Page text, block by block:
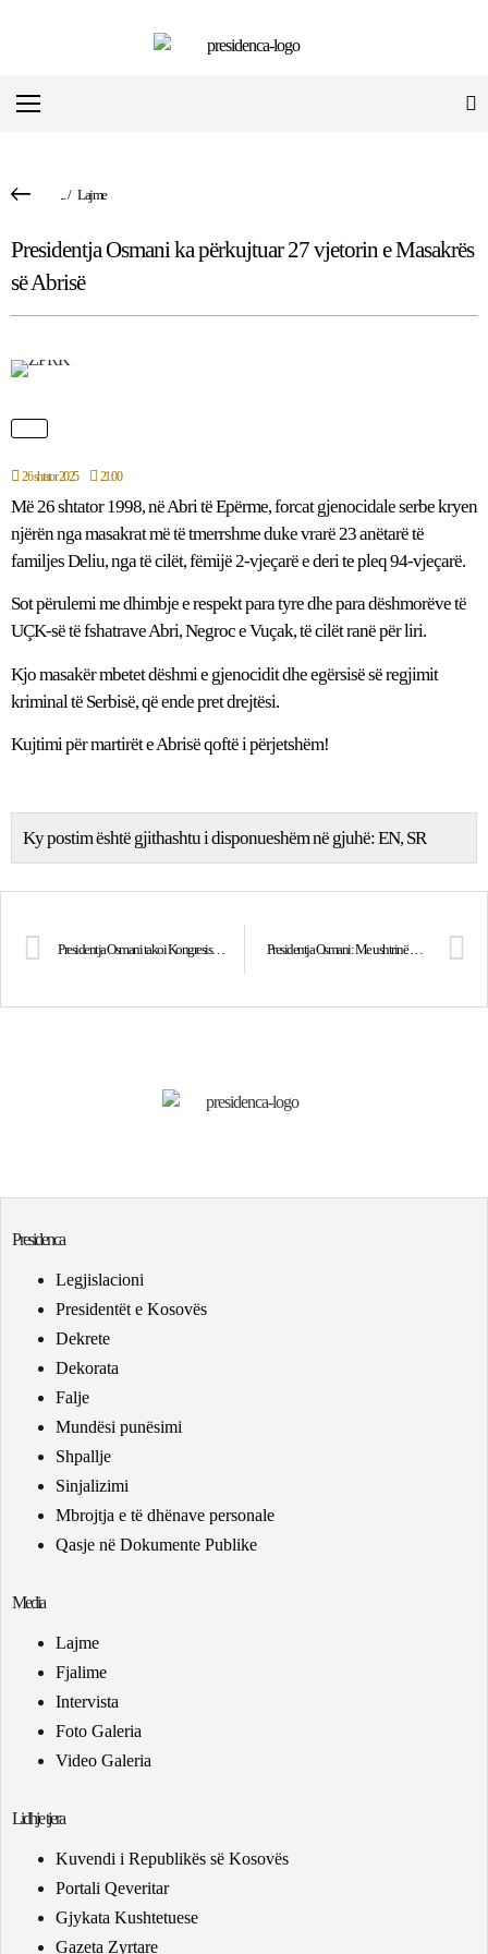
.../ Lajme
Presidentja Osmani ka përkujtuar 27 vjetorin e Masakrës
së Abrisë
26 shtator 2025 21:00
Më 26 shtator 1998, në Abri të Epërme, forcat gjenocidale serbe kryen
njërën nga masakrat më të tmerrshme duke vrarë 23 anëtarë të
familjes Deliu, nga të cilët, fëmijë 2-vjeçarë e deri te pleq 94-vjeçarë.
Sot përulemi me dhimbje e respekt para tyre dhe para dëshmorëve të
UÇK-së të fshatrave Abri, Negroc e Vuçak, të cilët ranë për liri.
Kjo masakër mbetet dëshmi e gjenocidit dhe egërsisë së regjimit
kriminal të Serbisë, që ende pret drejtësi.
Kujtimi për martirët e Abrisë qoftë i përjetshëm!
Ky postim është gjithashtu i disponueshëm në gjuhë:EN SR
Presidentja Osmani takoi Kongresistin Keith Self Presidentja Osmani: Me ushtrinë më të fortë në botë!
Presidenca
Legjislacioni
Presidentët e Kosovës
Dekrete
Dekorata
Falje
Mundësi punësimi
Shpallje
Sinjalizimi
Mbrojtja e të dhënave personale
Qasje në Dokumente Publike
Media
Lajme
Fjalime
Intervista
Foto Galeria
Video Galeria
Lidhje tjera
Kuvendi i Republikës së Kosovës
Portali Qeveritar
Gjykata Kushtetuese
Gazeta Zyrtare